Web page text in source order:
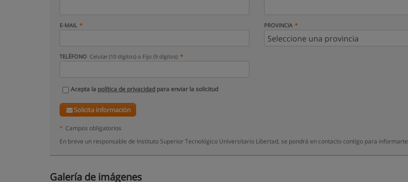
E-MAIL PROVINCIA
TELÉFONO Celular (10 dígitos) o Fijo (9 dígitos)
Acepta la política de privacidad para enviar la solicitud
Solicita información
* Campos obligatorios
En breve un responsable de Instituto Superior Tecnológico Universitario Libertad, se pondrá en contacto contigo para informarte
Galería de imágenes